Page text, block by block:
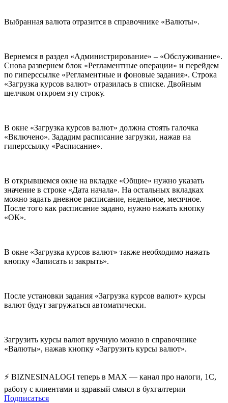
Выбранная валюта отразится в справочнике «Валюты».
Вернемся в раздел «Администрирование» – «Обслуживание».
Снова развернем блок «Регламентные операции» и перейдем
по гиперссылке «Регламентные и фоновые задания». Строка
«Загрузка курсов валют» отразилась в списке. Двойным
щелчком откроем эту строку.
В окне «Загрузка курсов валют» должна стоять галочка
«Включено». Зададим расписание загрузки, нажав на
гиперссылку «Расписание».
В открывшемся окне на вкладке «Общие» нужно указать
значение в строке «Дата начала». На остальных вкладках
можно задать дневное расписание, недельное, месячное.
После того как расписание задано, нужно нажать кнопку
«ОК».
В окне «Загрузка курсов валют» также необходимо нажать
кнопку «Записать и закрыть».
После установки задания «Загрузка курсов валют» курсы
валют будут загружаться автоматически.
Загрузить курсы валют вручную можно в справочнике
«Валюты», нажав кнопку «Загрузить курсы валют».
⚡ BIZNESINALOGI теперь в MAX — канал про налоги, 1С,
работу с клиентами и здравый смысл в бухгалтерии
Подписаться